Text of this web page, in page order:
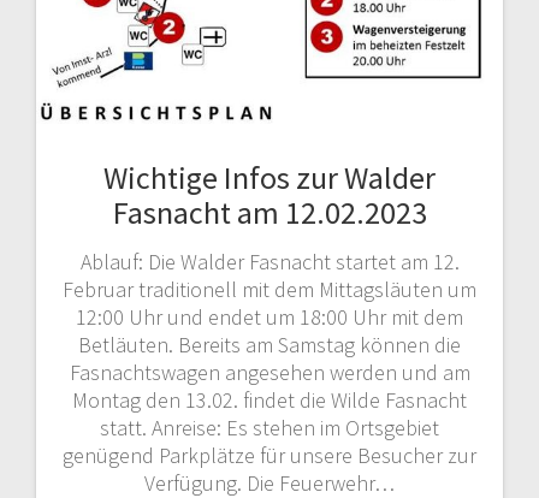
Wichtige Infos zur Walder
Fasnacht am 12.02.2023
Ablauf: Die Walder Fasnacht startet am 12.
Februar traditionell mit dem Mittagsläuten um
12:00 Uhr und endet um 18:00 Uhr mit dem
Betläuten. Bereits am Samstag können die
Fasnachtswagen angesehen werden und am
Montag den 13.02. findet die Wilde Fasnacht
statt. Anreise: Es stehen im Ortsgebiet
genügend Parkplätze für unsere Besucher zur
Verfügung. Die Feuerwehr…